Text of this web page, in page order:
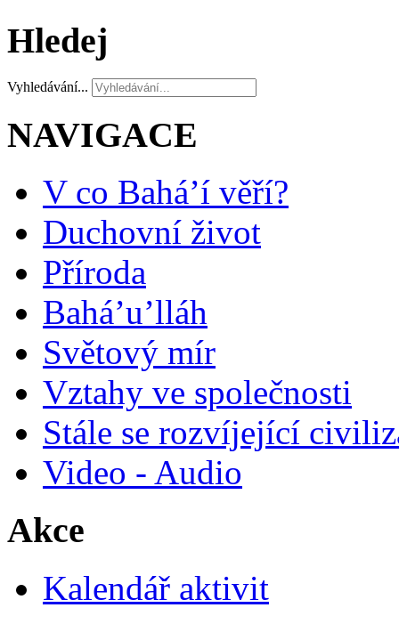
Hledej
Vyhledávání...
NAVIGACE
V co Bahá’í věří?
Duchovní život
Příroda
Bahá’u’lláh
Světový mír
Vztahy ve společnosti
Stále se rozvíjející
Video - Audio
Akce
Kalendář aktivit